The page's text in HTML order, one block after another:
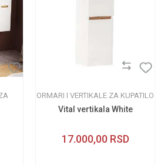
ORMARI I VERTIKALE ZA KUPATILO
Vital vertikala White
17.000,00 RSD